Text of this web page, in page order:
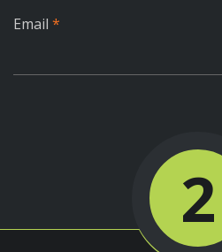
Email *
2